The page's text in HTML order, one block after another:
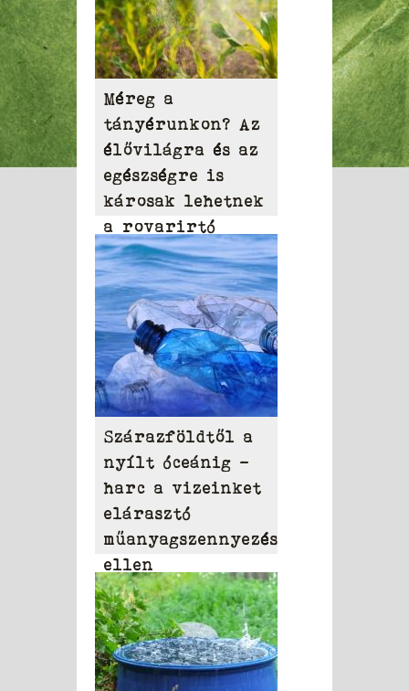
Méreg a
tányérunkon? Az
élővilágra és az
egészségre is
károsak lehetnek
a rovarirtó
szerek
Szárazföldtől a
nyílt óceánig –
harc a vizeinket
elárasztó
műanyagszennyezés
ellen